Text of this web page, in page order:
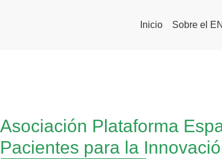
Inicio Sobre el
Asociación Plataforma
Pacientes para la